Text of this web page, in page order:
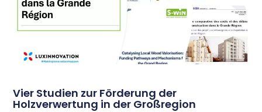
Vier Studien zur Förderung der
Holzverwertung in der Großregion